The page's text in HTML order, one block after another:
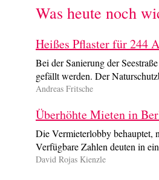
Was heute noch
Heißes Pflaster für 244
Bei der Sanierung der
gefällt werden. Der
Andreas Fritsche
Überhöhte Mieten in
Die Vermieterlobby behauptet,
Verfügbare Zahlen deuten in
David Rojas Kienzle